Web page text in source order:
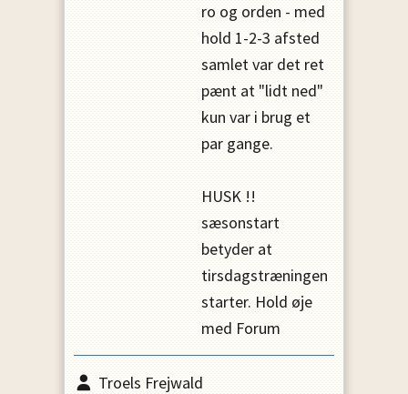
ro og orden - med
hold 1-2-3 afsted
samlet var det ret
pænt at "lidt ned"
kun var i brug et
par gange.
HUSK !!
sæsonstart
betyder at
tirsdagstræningen
starter. Hold øje
med Forum
Troels Frejwald